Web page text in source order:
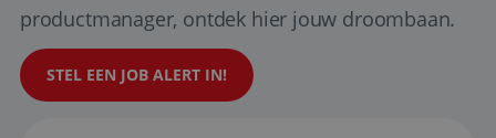
productmanager, ontdek hier jouw droombaan.
STEL EEN JOB ALERT IN!